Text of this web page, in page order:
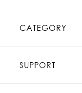
CATEGORY
SUPPORT